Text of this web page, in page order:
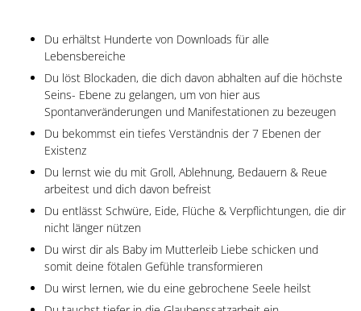
Du erhältst Hunderte von Downloads für alle
Lebensbereiche
Du löst Blockaden, die dich davon abhalten auf die höchste
Seins- Ebene zu gelangen, um von hier aus
Spontanveränderungen und Manifestationen zu bezeugen
Du bekommst ein tiefes Verständnis der 7 Ebenen der
Existenz
Du lernst wie du mit Groll, Ablehnung, Bedauern & Reue
arbeitest und dich davon befreist
Du entlässt Schwüre, Eide, Flüche & Verpflichtungen, die dir
nicht länger nützen
Du wirst dir als Baby im Mutterleib Liebe schicken und
somit deine fötalen Gefühle transformieren
Du wirst lernen, wie du eine gebrochene Seele heilst